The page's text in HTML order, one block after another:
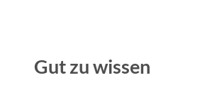
Gut zu wissen